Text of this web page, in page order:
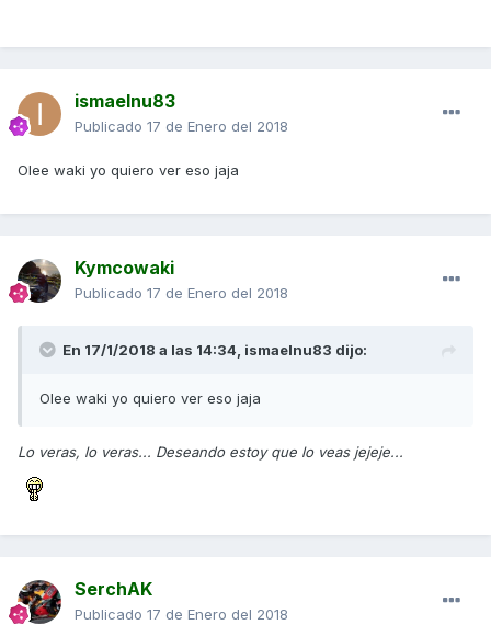
ismaelnu83
Publicado 17 de Enero del 2018
Olee waki yo quiero ver eso jaja
Kymcowaki
Publicado 17 de Enero del 2018
En 17/1/2018 a las 14:34, ismaelnu83 dijo:
Olee waki yo quiero ver eso jaja
Lo veras, lo veras... Deseando estoy que lo veas jejeje...
SerchAK
Publicado 17 de Enero del 2018